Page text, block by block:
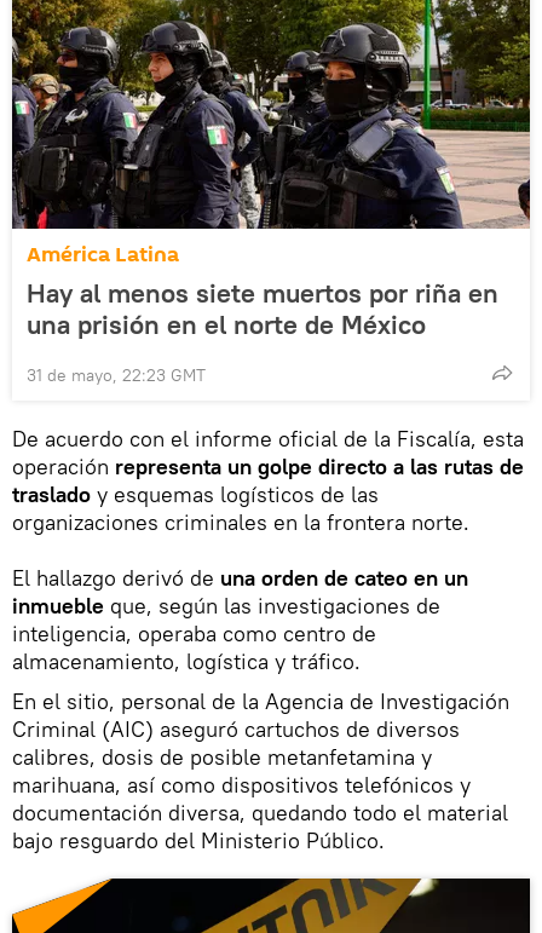
América Latina
Hay al menos siete muertos por riña en
una prisión en el norte de México
31 de mayo, 22:23 GMT
De acuerdo con el informe oficial de la Fiscalía, esta
operación representa un golpe directo a las rutas de
traslado y esquemas logísticos de las
organizaciones criminales en la frontera norte.
El hallazgo derivó de una orden de cateo en un
inmueble que, según las investigaciones de
inteligencia, operaba como centro de
almacenamiento, logística y tráfico.
En el sitio, personal de la Agencia de Investigación
Criminal (AIC) aseguró cartuchos de diversos
calibres, dosis de posible metanfetamina y
marihuana, así como dispositivos telefónicos y
documentación diversa, quedando todo el material
bajo resguardo del Ministerio Público.